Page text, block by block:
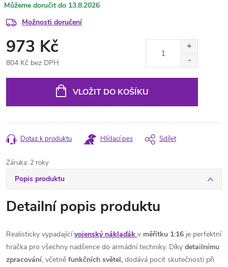
13.8.2026
Možnosti doručení
973 Kč
804 Kč bez DPH
VLOŽIT DO KOŠÍKU
Dotaz k produktu Hlídací pes Sdílet
Záruka: 2 roky
Popis produktu
Detailní popis produktu
Realisticky vypadajícívojenský náklaďák v měřítku 1:16 je perfektní
hračka pro všechny nadšence do armádní techniky. Díky detailnímu
zpracování, včetně funkčních světel, dodává pocit skutečnosti při